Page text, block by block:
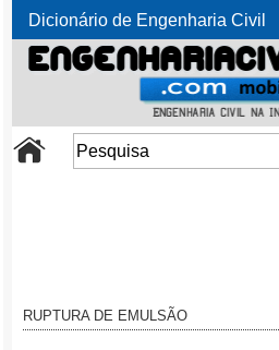
Dicionário de Engenharia Civil
RUPTURA DE EMULSÃO